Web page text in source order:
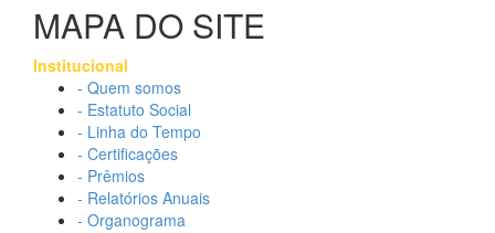
MAPA DO SITE
Institucional
- Quem somos
- Estatuto Social
- Linha do Tempo
- Certificações
- Prêmios
- Relatórios Anuais
- Organograma